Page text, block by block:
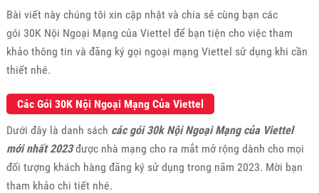
Bài viết này chúng tôi xin cập nhật và chia sẻ cùng bạn các
gói 30K Nội Ngoại Mạng của Viettel để bạn tiện cho việc tham
khảo thông tin và đăng ký gọi ngoại mạng Viettel sử dụng khi cần
thiết nhé.
Các Gói 30K Nội Ngoại Mạng Của Viettel
Dưới đây là danh sách các gói 30k Nội Ngoại Mạng của Viettel
mới nhất 2023được nhà mạng cho ra mắt mở rộng dành cho mọi
đối tượng khách hàng đăng ký sử dụng trong năm 2023. Mời bạn
tham khảo chi tiết nhé.